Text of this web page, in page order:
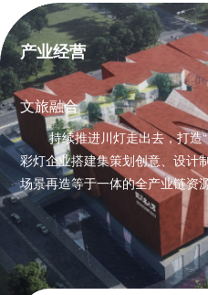
产业经营
文旅融合
持续推进川灯走出去，打造“
彩灯企业搭建集策划创意、设计
场景再造等于一体的全产业链资
省中华优秀传统文化传承重点
人文化传承、文化展示、研学交
功能于一体，蜡像、雕塑、绘画
艺术性、互动性俱佳的四川省知